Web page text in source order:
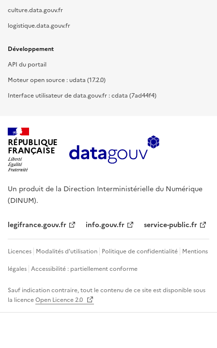
culture.data.gouv.fr
logistique.data.gouv.fr
Développement
API du portail
Moteur open source : udata (17.2.0)
Interface utilisateur de data.gouv.fr : cdata (7ad44f4)
RÉPUBLIQUE
FRANÇAISE
Un produit de la Direction Interministérielle du Numérique
(DINUM).
legifrance.gouv.fr info.gouv.fr service-public.fr
Licences Modalités d'utilisation Politique de confidentialité Mentions
légales Accessibilité : partiellement conforme
Sauf indication contraire, tout le contenu de ce site est disponible sous
la licenceOpen Licence 2.0